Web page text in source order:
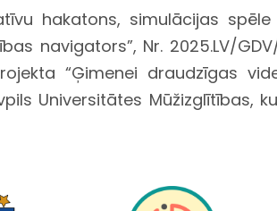
hakatons, simulācijas spēle
navigators”, Nr. 2025.LV/
“Ģimenei draudzīgas
Universitātes Mūžizglītības,